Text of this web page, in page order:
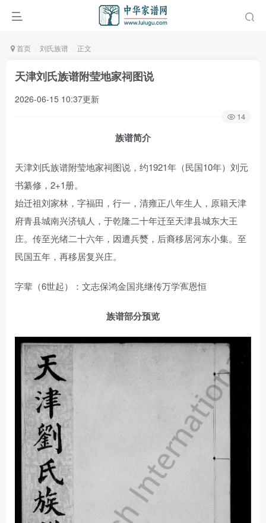
首页 刘氏族谱 正文
天津刘氏族谱附莹地家祠图说
2026-06-15 10:37更新
14
族谱简介
天津刘氏族谱附莹地家祠图说，约1921年（民国10年）刘元
书纂修，2+1册。
始迁祖刘家林，字福田，行一，清雍正八年生人，原籍天津
府青县城南兴济镇人，于乾隆二十年迁至天津县城东大王
庄。传至光绪二十六年，因遭兵燹，后裔移居河东小集。至
民国五年，再移居复兴庄。
字辈（6世起）：文志保鸿金国兆继传万学寯恩恒
族谱部分预览